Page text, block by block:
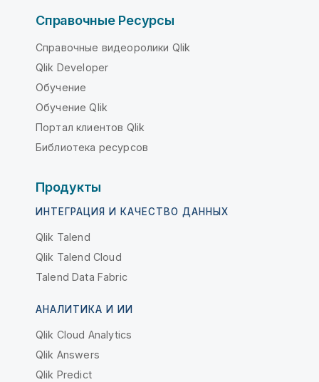
Справочные Ресурсы
Справочные видеоролики Qlik
Qlik Developer
Обучение
Обучение Qlik
Портал клиентов Qlik
Библиотека ресурсов
Продукты
ИНТЕГРАЦИЯ И КАЧЕСТВО ДАННЫХ
Qlik Talend
Qlik Talend Cloud
Talend Data Fabric
АНАЛИТИКА И ИИ
Qlik Cloud Analytics
Qlik Answers
Qlik Predict